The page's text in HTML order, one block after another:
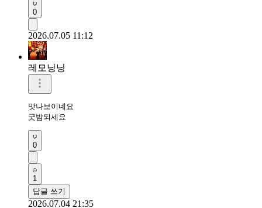
0
2026.07.05 11:12
레모닝닝
맛나보이네요
굿밤되세요
0
1
답글 쓰기
2026.07.04 21:35